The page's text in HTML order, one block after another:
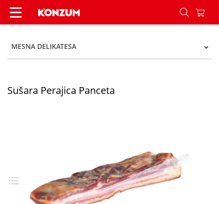
Sušara Perajica Panceta - Konzum
MESNA DELIKATESA
Sušara Perajica Panceta